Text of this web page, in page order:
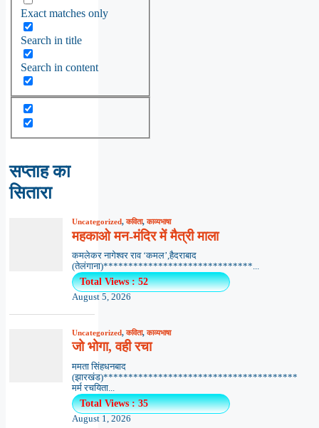
Exact matches only
Search in title
Search in content
सप्ताह का
सितारा
Uncategorized,कविता,काव्यभाषा
महकाओ मन-मंदिर में मैत्री माला
कमलेकर नागेश्वर राव ‘कमल’,हैदराबाद
(तेलंगाना)******************************...
Total Views : 52
August 5, 2026
Uncategorized,कविता,काव्यभाषा
जो भोगा, वही रचा
ममता सिंहधनबाद
(झारखंड)***************************************
मर्म रचयिता...
Total Views : 35
August 1, 2026